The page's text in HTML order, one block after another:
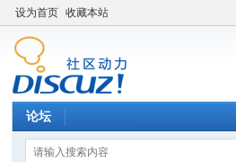
设为首页 收藏本站
论坛